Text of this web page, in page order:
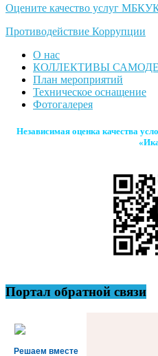
Оцените качество услуг
Противодействие Коррупции
О нас
КОЛЛЕКТИВЫ
План мероприятий
Техническое оснащение
Фотогалерея
Независимая оценка качества
Портал обратной связи
Решаем вместе